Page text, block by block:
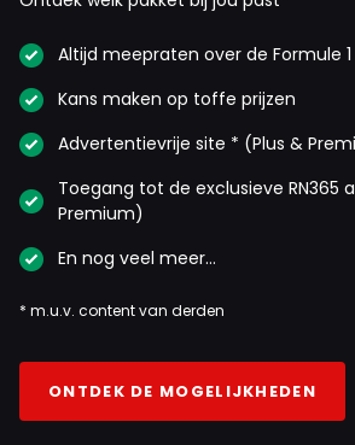
Altijd meepraten over de Formule 1
Kans maken op toffe prijzen
Advertentievrije site * (Plus &
Toegang tot de exclusieve RN365
Premium)
En nog veel meer…
* m.u.v. content van derden
ONTDEK DE MOGELIJKHEDEN